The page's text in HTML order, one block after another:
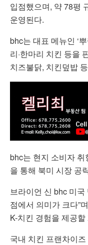
입점했으며, 약 78평
운영된다.
bhc는 대표 메뉴인 ‘
리·한마리 치킨 등을
치즈불닭, 치킨덮밥
bhc는 현지 소비자
을 통해 북미 시장 공
브라이언 신 bhc 미
점에서 의미가 크다”
K-치킨 경험을 제공
국내 치킨 프랜차이